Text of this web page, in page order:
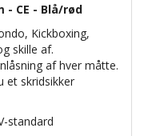
- CE - Blå/rød
Kickboxing,
skille af.
af hver måtte.
et skridsikker
standard